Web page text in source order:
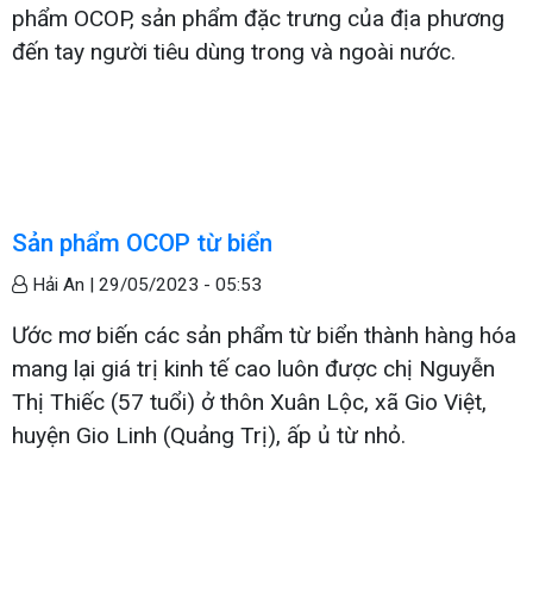
phẩm OCOP, sản phẩm đặc trưng của địa phương
đến tay người tiêu dùng trong và ngoài nước.
Sản phẩm OCOP từ biển
Hải An | 29/05/2023 - 05:53
Ước mơ biến các sản phẩm từ biển thành hàng hóa
mang lại giá trị kinh tế cao luôn được chị Nguyễn
Thị Thiếc (57 tuổi) ở thôn Xuân Lộc, xã Gio Việt,
huyện Gio Linh (Quảng Trị), ấp ủ từ nhỏ.